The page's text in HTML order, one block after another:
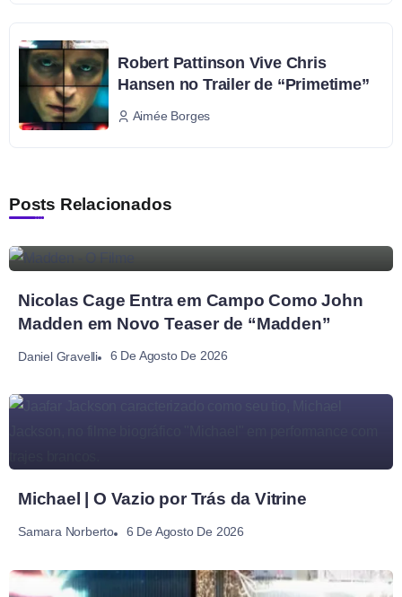
Robert Pattinson Vive Chris
Hansen no Trailer de “Primetime”
Aimée Borges
Posts Relacionados
Nicolas Cage Entra em Campo Como John
Madden em Novo Teaser de “Madden”
Daniel Gravelli 6 De Agosto De 2026
Michael | O Vazio por Trás da Vitrine
Samara Norberto 6 De Agosto De 2026